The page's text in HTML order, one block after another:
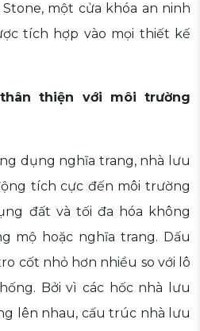
một cửa khóa an ninh
tích hợp vào mọi thiết kế
thiện với môi trường
dụng nghĩa trang, nhà lưu
tích cực đến môi trường
đất và tối đa hóa không
mộ hoặc nghĩa trang. Dấu
cốt nhỏ hơn nhiều so với lô
Bởi vì các hốc nhà lưu
lên nhau, cấu trúc nhà lưu